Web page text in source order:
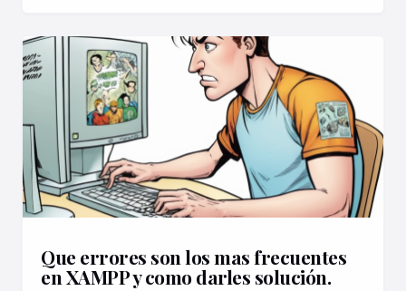
Que errores son los mas frecuentes
en XAMPP y como darles solución.